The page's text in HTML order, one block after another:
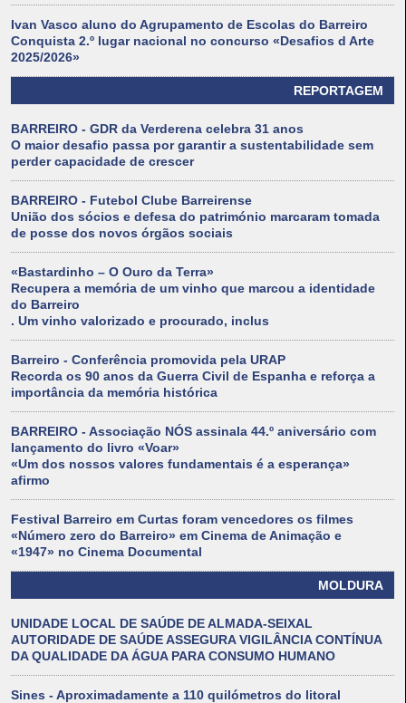
Ivan Vasco aluno do Agrupamento de Escolas do Barreiro
Conquista 2.º lugar nacional no concurso «Desafios d Arte
2025/2026»
REPORTAGEM
BARREIRO - GDR da Verderena celebra 31 anos
O maior desafio passa por garantir a sustentabilidade sem
perder capacidade de crescer
BARREIRO - Futebol Clube Barreirense
União dos sócios e defesa do património marcaram tomada
de posse dos novos órgãos sociais
«Bastardinho – O Ouro da Terra»
Recupera a memória de um vinho que marcou a identidade
do Barreiro
. Um vinho valorizado e procurado, inclus
Barreiro - Conferência promovida pela URAP
Recorda os 90 anos da Guerra Civil de Espanha e reforça a
importância da memória histórica
BARREIRO - Associação NÓS assinala 44.º aniversário com
lançamento do livro «Voar»
«Um dos nossos valores fundamentais é a esperança»
afirmo
Festival Barreiro em Curtas foram vencedores os filmes
«Número zero do Barreiro» em Cinema de Animação e
«1947» no Cinema Documental
MOLDURA
UNIDADE LOCAL DE SAÚDE DE ALMADA-SEIXAL
AUTORIDADE DE SAÚDE ASSEGURA VIGILÂNCIA CONTÍNUA
DA QUALIDADE DA ÁGUA PARA CONSUMO HUMANO
Sines - Aproximadamente a 110 quilómetros do litoral